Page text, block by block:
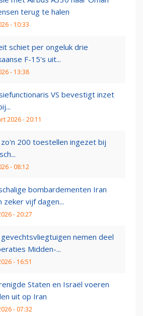
terug te halen
- 10:33
schiet per ongeluk drie
F-15's uit...
- 13:38
VS bevestigt inzet
2026 - 20:11
zo'n 200 toestellen ingezet bij
- 08:12
bombardementen Iran
zeker vijf dagen...
- 20:27
nemen deel
Midden-...
- 16:51
Staten en Israël voeren
uit op Iran
- 07:32